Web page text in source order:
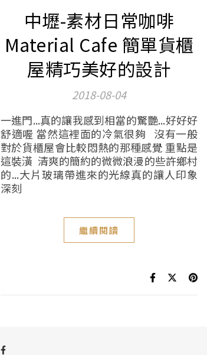
中壢-素材日常咖啡
Material Cafe 簡單貨櫃
屋精巧美好的設計
2018-08-04
一進門...真的讓我感到相當的驚艷...好好好
舒適喔 當然這裡面的冷氣很夠 沒有一般
對於貨櫃屋會比較悶熱的那種感覺 重點是
這裝潢 清爽的簡約的微微浪漫的些許鄉村
的...大片玻璃帶進來的光線真的讓人印象
深刻
繼續閱讀